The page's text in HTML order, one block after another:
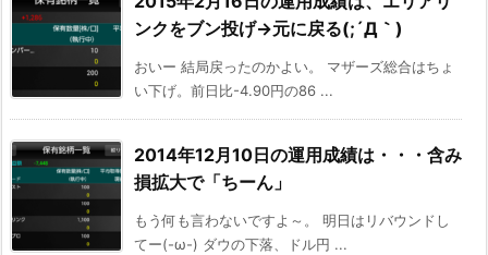
ンクをブン投げ→元に戻る(;´Д｀)
おいー 結局戻ったのかよい。 マザーズ総合はちょ
い下げ。前日比-4.90円の86 ...
2014年12月10日の運用成績は・・・含み
損拡大で「ちーん」
もう何も言わないですよ～。 明日はリバウンドし
てー(-ω-) ダウの下落、ドル円 ...